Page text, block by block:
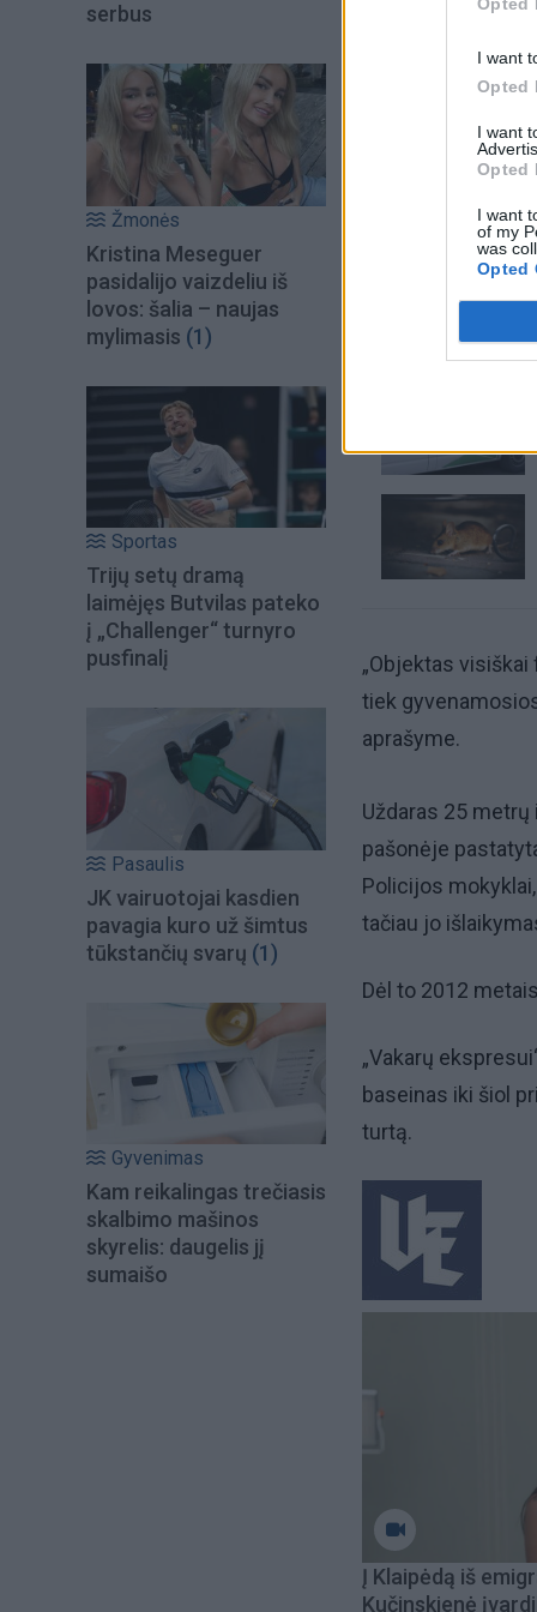
I want
Opted
I want
Opted
I want
of my
was
Opted
serbus
Žmonės
Kristina Meseguer
pasidalijo vaizdeliu iš
lovos: šalia – naujas
mylimasis (1)
Sportas
Trijų setų dramą
laimėjęs Butvilas pateko
į „Challenger“ turnyro
pusfinalį
Pasaulis
JK vairuotojai kasdien
pavagia kuro už šimtus
tūkstančių svarų (1)
Gyvenimas
Kam reikalingas trečiasis
skalbimo mašinos
skyrelis: daugelis jį
sumaišo
Šiuo metu
„Objektas
tiek
aprašyme.
Uždaras 25
pašonėje
Policijos
tačiau jo
Dėl to 2012
„Vakarų
baseinas iki šiol
turtą.
Į Klaipėdą iš
Kučinskienė